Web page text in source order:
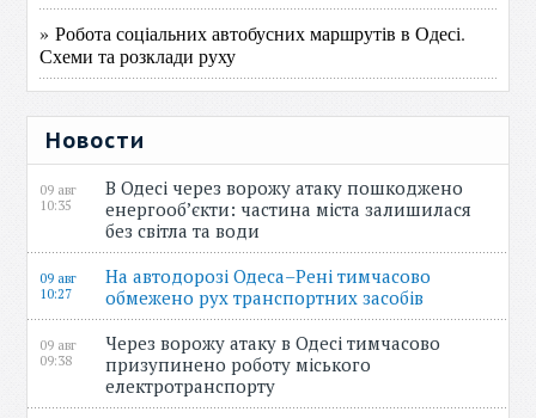
» Робота соціальних автобусних маршрутів в Одесі.
Схеми та розклади руху
Новости
09 авг
10:35
В Одесі через ворожу атаку пошкоджено
енергооб’єкти: частина міста залишилася
без світла та води
09 авг
10:27
На автодорозі Одеса–Рені тимчасово
обмежено рух транспортних засобів
09 авг
09:38
Через ворожу атаку в Одесі тимчасово
призупинено роботу міського
електротранспорту